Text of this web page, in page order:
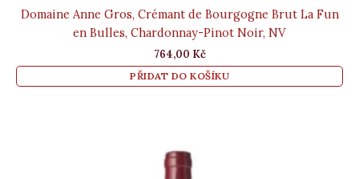
Domaine Anne Gros, Crémant de Bourgogne Brut La Fun
en Bulles, Chardonnay-Pinot Noir, NV
764,00 Kč
PŘIDAT DO KOŠÍKU